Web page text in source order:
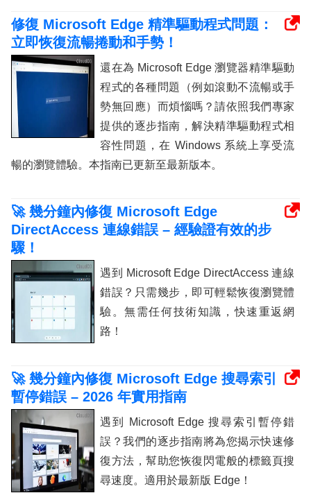
修復 Microsoft Edge 精準驅動程式問題：
立即恢復流暢捲動和手勢！
還在為 Microsoft Edge 瀏覽器精準驅動
程式的各種問題（例如滾動不流暢或手
勢無回應）而煩惱嗎？請依照我們專家
提供的逐步指南，解決精準驅動程式相
容性問題，在 Windows 系統上享受流
暢的瀏覽體驗。本指南已更新至最新版本。
🚀 幾分鐘內修復 Microsoft Edge
DirectAccess 連線錯誤 – 經驗證有效的步
驟！
遇到 Microsoft Edge DirectAccess 連線
錯誤？只需幾步，即可輕鬆恢復瀏覽體
驗。無需任何技術知識，快速重返網
路！
🚀 幾分鐘內修復 Microsoft Edge 搜尋索引
暫停錯誤 – 2026 年實用指南
遇到 Microsoft Edge 搜尋索引暫停錯
誤？我們的逐步指南將為您揭示快速修
復方法，幫助您恢復閃電般的標籤頁搜
尋速度。適用於最新版 Edge！